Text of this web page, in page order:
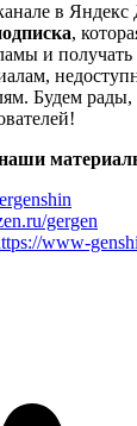
в Яндекс
,
и
Будем рады,
gergen
www-